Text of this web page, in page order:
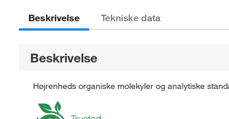
Beskrivelse Tekniske data
Beskrivelse
Højrenheds organiske molekyler og analytiske